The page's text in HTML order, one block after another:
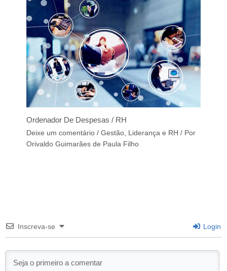
Ordenador De Despesas / RH
Deixe um comentário / Gestão, Liderança e RH / Por
Orivaldo Guimarães de Paula Filho
Inscreva-se Login